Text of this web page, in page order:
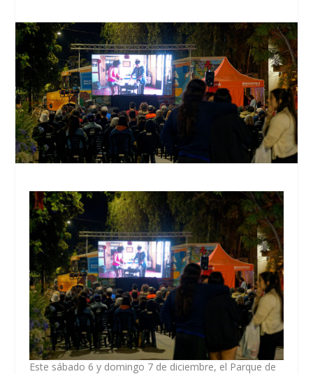
Este sábado 6 y domingo 7 de diciembre, el Parque de